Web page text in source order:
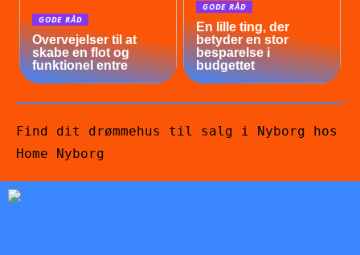
GODE RÅD
Overvejelser til at
skabe en flot og
funktionel entre
GODE RÅD
En lille ting, der
betyder en stor
besparelse i
budgettet
Find dit drømmehus til salg i Nyborg hos
Home Nyborg